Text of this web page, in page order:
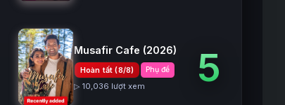
Musafir Cafe (2026)
Hoàn tất (8/8) Phụ đề
▷ 10,036 lượt xem 5